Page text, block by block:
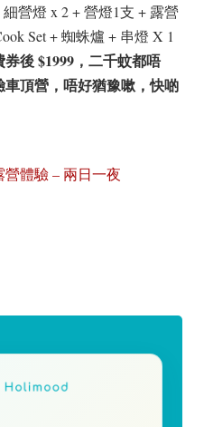
營燈 x 2 + 營燈1支 + 露營
Set + 蜘蛛爐 + 串燈 X 1
後 $1999，二千蚊都唔
頂營，唔好猶豫嗽，快啲
營體驗 – 兩日一夜